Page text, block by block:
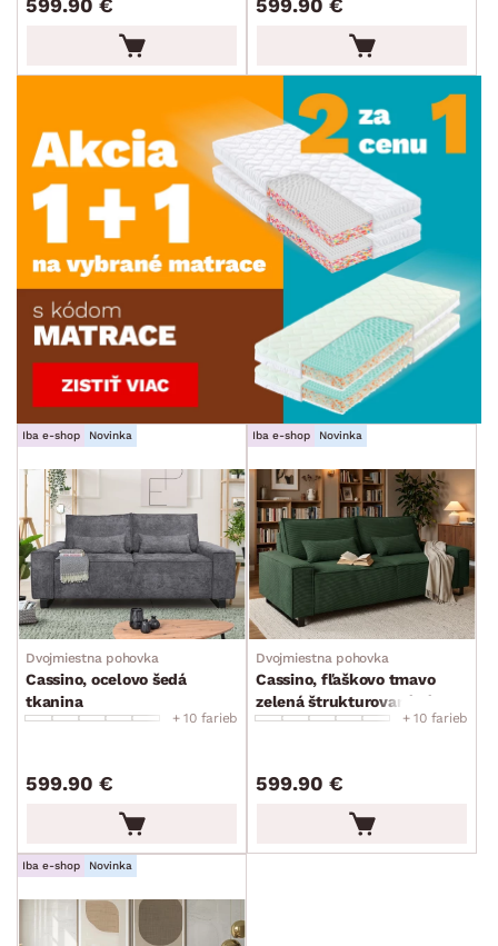
599.90 € 599.90 €
Iba e-shop Novinka
Dvojmiestna pohovka
Cassino, ocelovo šedá
tkanina
+ 10 farieb
599.90 €
Iba e-shop Novinka
Dvojmiestna pohovka
Cassino, fľaškovo tmavo
zelená štrukturovaná látka
+ 10 farieb
599.90 €
Iba e-shop Novinka